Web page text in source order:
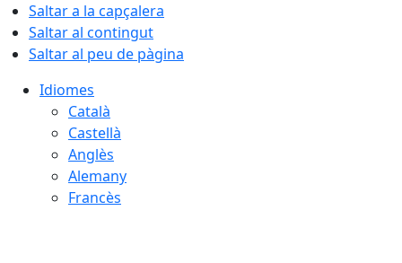
Saltar a la capçalera
Saltar al contingut
Saltar al peu de pàgina
Idiomes
Català
Castellà
Anglès
Alemany
Francès